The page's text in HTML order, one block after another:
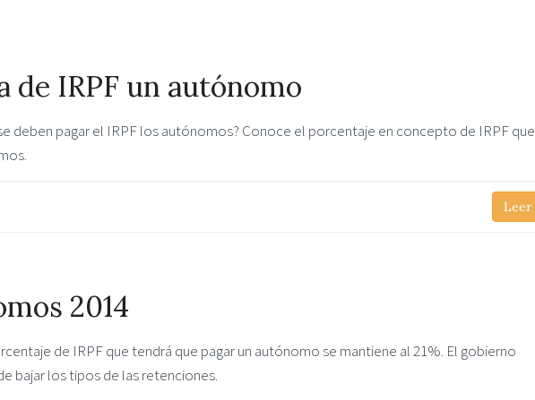
de IRPF un autónomo
deben pagar el IRPF los autónomos? Conoce el porcentaje en concepto de IRPF que
Leer
2014
de IRPF que tendrá que pagar un autónomo se mantiene al 21%. El gobierno
bajar los tipos de las retenciones.